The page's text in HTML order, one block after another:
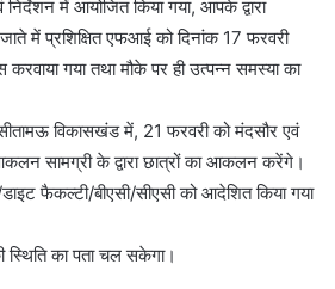
में आयोजित किया गया, आपके द्वारा
जाते में प्रशिक्षित एफआई को दिनांक 17 फरवरी
गया तथा मौके पर ही उत्पन्न समस्या का
विकासखंड में, 21 फरवरी को मंदसौर एवं
सामग्री के द्वारा छात्रों का आकलन करेंगे।
फैकल्टी/बीएसी/सीएसी को आदेशित किया गया
का पता चल सकेगा।